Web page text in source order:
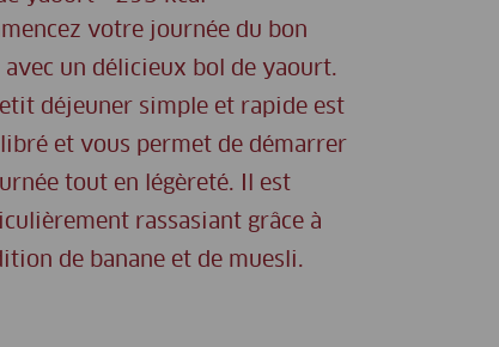
votre journée du bon
avec un délicieux bol de yaourt.
déjeuner simple et rapide est
et vous permet de démarrer
tout en légèreté. Il est
rassasiant grâce à
de banane et de muesli.